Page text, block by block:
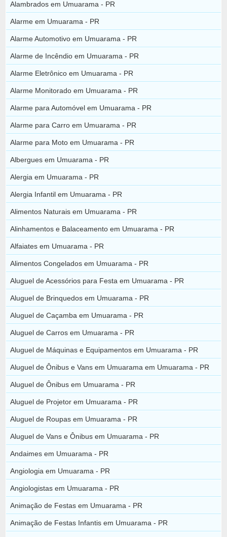
Alambrados em Umuarama - PR
Alarme em Umuarama - PR
Alarme Automotivo em Umuarama - PR
Alarme de Incêndio em Umuarama - PR
Alarme Eletrônico em Umuarama - PR
Alarme Monitorado em Umuarama - PR
Alarme para Automóvel em Umuarama - PR
Alarme para Carro em Umuarama - PR
Alarme para Moto em Umuarama - PR
Albergues em Umuarama - PR
Alergia em Umuarama - PR
Alergia Infantil em Umuarama - PR
Alimentos Naturais em Umuarama - PR
Alinhamentos e Balaceamento em Umuarama - PR
Alfaiates em Umuarama - PR
Alimentos Congelados em Umuarama - PR
Aluguel de Acessórios para Festa em Umuarama - PR
Aluguel de Brinquedos em Umuarama - PR
Aluguel de Caçamba em Umuarama - PR
Aluguel de Carros em Umuarama - PR
Aluguel de Máquinas e Equipamentos em Umuarama - PR
Aluguel de Ônibus e Vans em Umuarama em Umuarama - PR
Aluguel de Ônibus em Umuarama - PR
Aluguel de Projetor em Umuarama - PR
Aluguel de Roupas em Umuarama - PR
Aluguel de Vans e Ônibus em Umuarama - PR
Andaimes em Umuarama - PR
Angiologia em Umuarama - PR
Angiologistas em Umuarama - PR
Animação de Festas em Umuarama - PR
Animação de Festas Infantis em Umuarama - PR